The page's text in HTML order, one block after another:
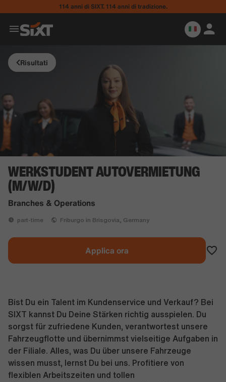
114 anni di SIXT. 114 anni di tradizione.
Risultati
WERKSTUDENT AUTOVERMIETUNG
(M/W/D)
Branches & Operations
part-time Friburgo in Brisgovia, Germany
Applica ora
Bist Du ein Talent im Kundenservice und Verkauf? Bei
SIXT kannst Du Deine Stärken richtig ausspielen. Du
sorgst für zufriedene Kunden, verantwortest unsere
Fahrzeugflotte und übernimmst vielseitige Aufgaben in
der Filiale. Alles, was Du über unsere Fahrzeuge
wissen musst, lernst Du bei uns. Profitiere von
flexiblen Arbeitszeiten und tollen